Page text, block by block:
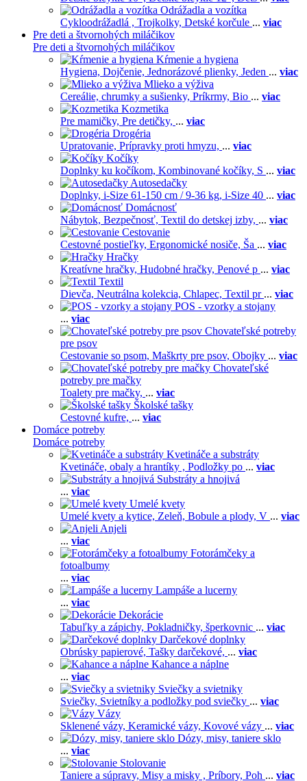
Odrážadla a vozítka
Cykloodrážadlá , Trojkolky, Detské korčule ... viac
Pre deti a štvornohých miláčikov
Pre deti a štvornohých miláčikov
Kŕmenie a hygiena
Hygiena, Dojčenie, Jednorázové plienky, Jeden ... viac
Mlieko a výživa
Cereálie, chrumky a sušienky, Príkrmy, Bio ... viac
Kozmetika
Pre mamičky, Pre detičky, ... viac
Drogéria
Upratovanie, Prípravky proti hmyzu, ... viac
Kočíky
Doplnky ku kočíkom, Kombinované kočíky, S ... viac
Autosedačky
Doplnky, i-Size 61-150 cm / 9-36 kg, i-Size 40 ... viac
Domácnosť
Nábytok, Bezpečnosť, Textil do detskej izby, ... viac
Cestovanie
Cestovné postieľky, Ergonomické nosiče, Ša ... viac
Hračky
Kreatívne hračky, Hudobné hračky, Penové p ... viac
Textil
Dievča, Neutrálna kolekcia, Chlapec, Textil pr ... viac
POS - vzorky a stojany
... viac
Chovateľské potreby
pre psov
Cestovanie so psom, Maškrty pre psov, Obojky ... viac
Chovateľské
potreby pre mačky
Toalety pre mačky, ... viac
Školské tašky
Cestovné kufre, ... viac
Domáce potreby
Domáce potreby
Kvetináče a substráty
Kvetináče, obaly a hrantíky , Podložky po ... viac
Substráty a hnojivá
... viac
Umelé kvety
Umelé kvety a kytice, Zeleň, Bobule a plody, V ... viac
Anjeli
... viac
Fotorámčeky a
fotoalbumy
... viac
Lampáše a lucerny
... viac
Dekorácie
Tabuľky a zápichy, Pokladničky, šperkovnic ... viac
Darčekové doplnky
Obrúsky papierové, Tašky darčekové, ... viac
Kahance a náplne
... viac
Sviečky a svietniky
Sviečky, Svietníky a podložky pod sviečky ... viac
Vázy
Sklenené vázy, Keramické vázy, Kovové vázy ... viac
Dózy, misy, taniere sklo
... viac
Stolovanie
Taniere a súpravy, Misy a misky , Príbory, Poh ... viac